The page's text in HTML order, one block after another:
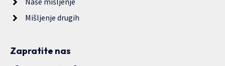
Mišljenje drugih
Zapratite nas